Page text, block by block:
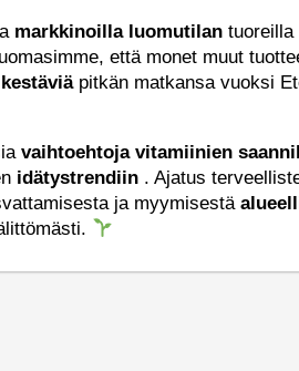
markkinoilla luomutilan tuoreilla
että monet muut
kestäviäpitkän matkansa vuoksi
vaihtoehtoja vitamiinien
idätystrendiin . Ajatus
ja myymisestä